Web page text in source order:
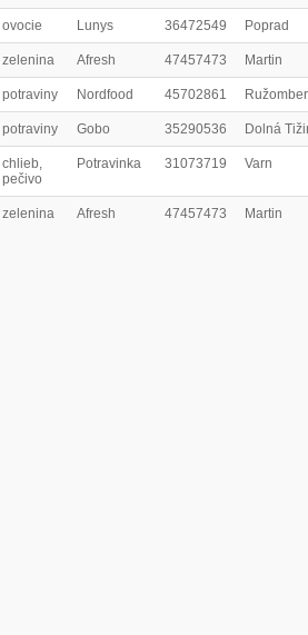
ovocie Lunys 36472549 Poprad
zelenina Afresh 47457473 Martin
potraviny Nordfood 45702861
potraviny Gobo 35290536 Dolná
chlieb,
pečivo
Potravinka 31073719 Varn
zelenina Afresh 47457473
Martin